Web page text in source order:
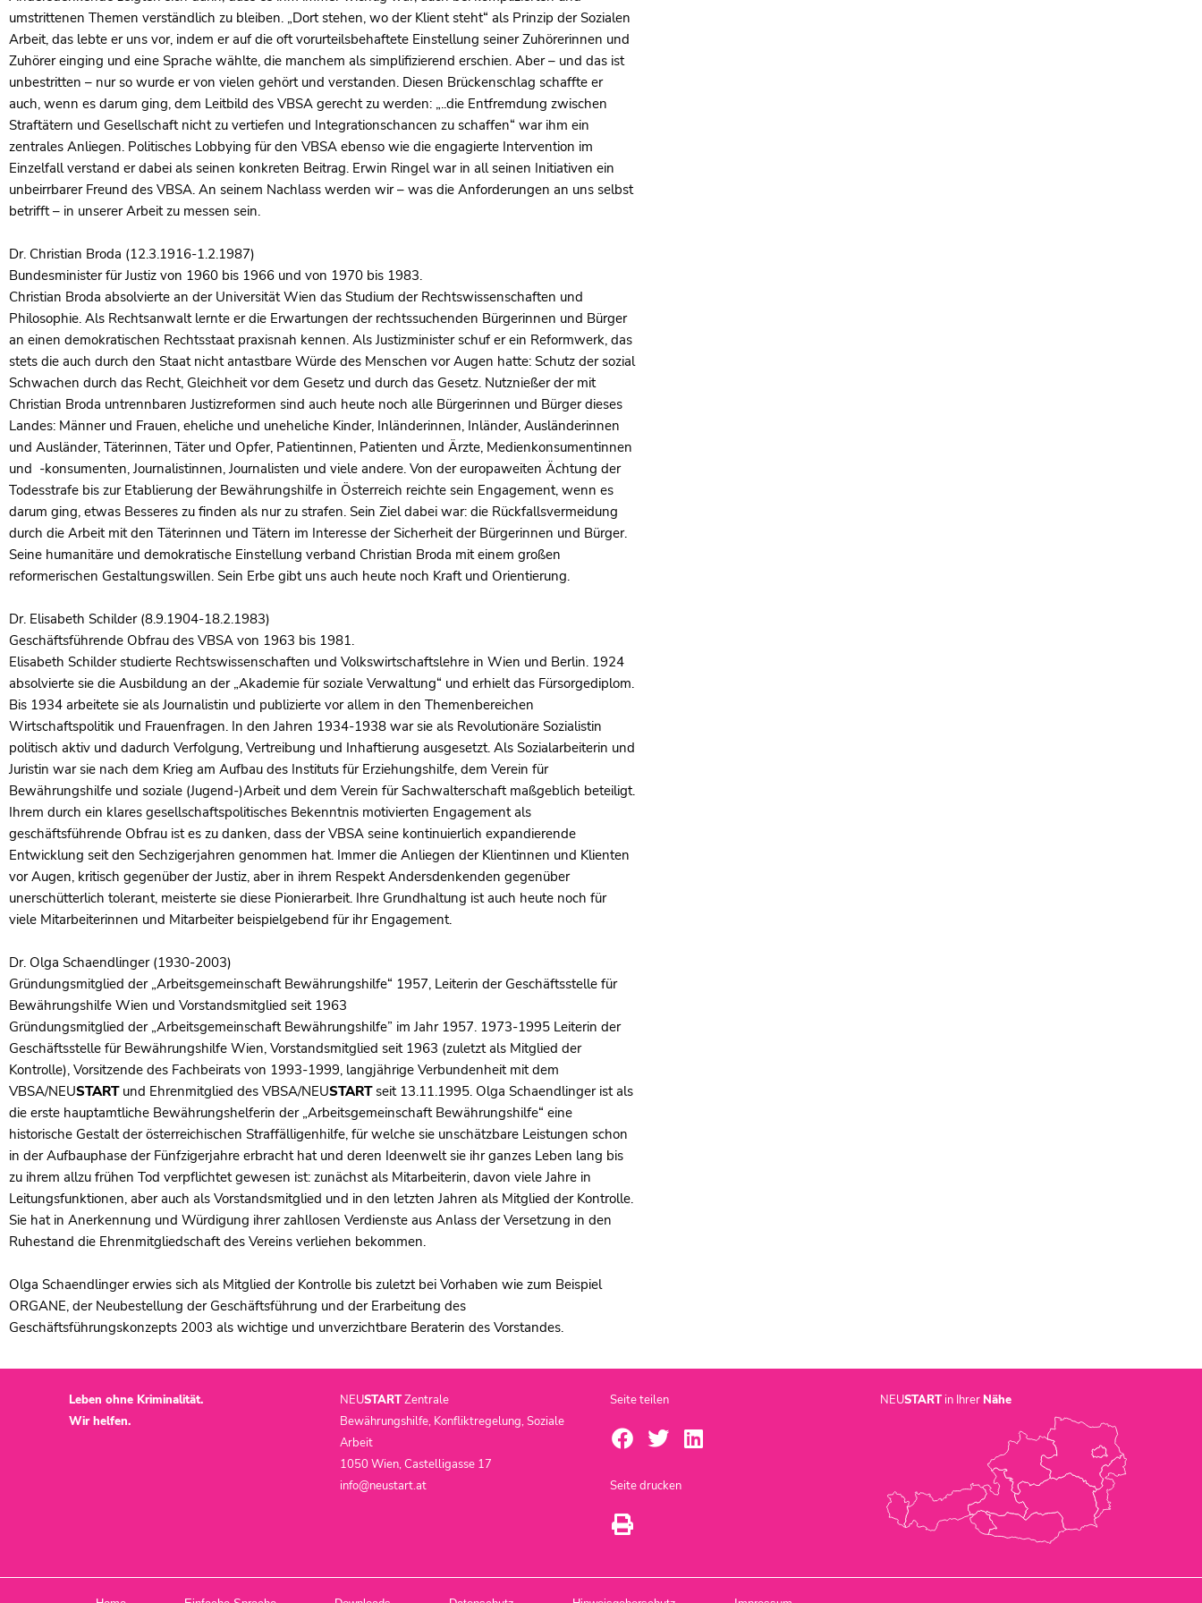
umstrittenen Themen verständlich zu bleiben. „Dort stehen, wo der Klient steht“ als Prinzip der Sozialen
Arbeit, das lebte er uns vor, indem er auf die oft vorurteilsbehaftete Einstellung seiner Zuhörerinnen und
Zuhörer einging und eine Sprache wählte, die manchem als simplifizierend erschien. Aber – und das ist
unbestritten – nur so wurde er von vielen gehört und verstanden. Diesen Brückenschlag schaffte er
auch, wenn es darum ging, dem Leitbild des VBSA gerecht zu werden: „..die Entfremdung zwischen
Straftätern und Gesellschaft nicht zu vertiefen und Integrationschancen zu schaffen“ war ihm ein
zentrales Anliegen. Politisches Lobbying für den VBSA ebenso wie die engagierte Intervention im
Einzelfall verstand er dabei als seinen konkreten Beitrag. Erwin Ringel war in all seinen Initiativen ein
unbeirrbarer Freund des VBSA. An seinem Nachlass werden wir – was die Anforderungen an uns selbst
betrifft – in unserer Arbeit zu messen sein.
Dr. Christian Broda (12.3.1916-1.2.1987)
Bundesminister für Justiz von 1960 bis 1966 und von 1970 bis 1983.
Christian Broda absolvierte an der Universität Wien das Studium der Rechtswissenschaften und
Philosophie. Als Rechtsanwalt lernte er die Erwartungen der rechtssuchenden Bürgerinnen und Bürger
an einen demokratischen Rechtsstaat praxisnah kennen. Als Justizminister schuf er ein Reformwerk, das
stets die auch durch den Staat nicht antastbare Würde des Menschen vor Augen hatte: Schutz der sozial
Schwachen durch das Recht, Gleichheit vor dem Gesetz und durch das Gesetz. Nutznießer der mit
Christian Broda untrennbaren Justizreformen sind auch heute noch alle Bürgerinnen und Bürger dieses
Landes: Männer und Frauen, eheliche und uneheliche Kinder, Inländerinnen, Inländer, Ausländerinnen
und Ausländer, Täterinnen, Täter und Opfer, Patientinnen, Patienten und Ärzte, Medienkonsumentinnen
und -konsumenten, Journalistinnen, Journalisten und viele andere. Von der europaweiten Ächtung der
Todesstrafe bis zur Etablierung der Bewährungshilfe in Österreich reichte sein Engagement, wenn es
darum ging, etwas Besseres zu finden als nur zu strafen. Sein Ziel dabei war: die Rückfallsvermeidung
durch die Arbeit mit den Täterinnen und Tätern im Interesse der Sicherheit der Bürgerinnen und Bürger.
Seine humanitäre und demokratische Einstellung verband Christian Broda mit einem großen
reformerischen Gestaltungswillen. Sein Erbe gibt uns auch heute noch Kraft und Orientierung.
Dr. Elisabeth Schilder (8.9.1904-18.2.1983)
Geschäftsführende Obfrau des VBSA von 1963 bis 1981.
Elisabeth Schilder studierte Rechtswissenschaften und Volkswirtschaftslehre in Wien und Berlin. 1924
absolvierte sie die Ausbildung an der „Akademie für soziale Verwaltung“ und erhielt das Fürsorgediplom.
Bis 1934 arbeitete sie als Journalistin und publizierte vor allem in den Themenbereichen
Wirtschaftspolitik und Frauenfragen. In den Jahren 1934-1938 war sie als Revolutionäre Sozialistin
politisch aktiv und dadurch Verfolgung, Vertreibung und Inhaftierung ausgesetzt. Als Sozialarbeiterin und
Juristin war sie nach dem Krieg am Aufbau des Instituts für Erziehungshilfe, dem Verein für
Bewährungshilfe und soziale (Jugend-)Arbeit und dem Verein für Sachwalterschaft maßgeblich beteiligt.
Ihrem durch ein klares gesellschaftspolitisches Bekenntnis motivierten Engagement als
geschäftsführende Obfrau ist es zu danken, dass der VBSA seine kontinuierlich expandierende
Entwicklung seit den Sechzigerjahren genommen hat. Immer die Anliegen der Klientinnen und Klienten
vor Augen, kritisch gegenüber der Justiz, aber in ihrem Respekt Andersdenkenden gegenüber
unerschütterlich tolerant, meisterte sie diese Pionierarbeit. Ihre Grundhaltung ist auch heute noch für
viele Mitarbeiterinnen und Mitarbeiter beispielgebend für ihr Engagement.
Dr. Olga Schaendlinger (1930-2003)
Gründungsmitglied der „Arbeitsgemeinschaft Bewährungshilfe“ 1957, Leiterin der Geschäftsstelle für
Bewährungshilfe Wien und Vorstandsmitglied seit 1963
Gründungsmitglied der „Arbeitsgemeinschaft Bewährungshilfe” im Jahr 1957. 1973-1995 Leiterin der
Geschäftsstelle für Bewährungshilfe Wien, Vorstandsmitglied seit 1963 (zuletzt als Mitglied der
Kontrolle), Vorsitzende des Fachbeirats von 1993-1999, langjährige Verbundenheit mit dem
VBSA/NEUSTARTund Ehrenmitglied des VBSA/NEUSTARTseit 13.11.1995. Olga Schaendlinger ist als
die erste hauptamtliche Bewährungshelferin der „Arbeitsgemeinschaft Bewährungshilfe“ eine
historische Gestalt der österreichischen Straffälligenhilfe, für welche sie unschätzbare Leistungen schon
in der Aufbauphase der Fünfzigerjahre erbracht hat und deren Ideenwelt sie ihr ganzes Leben lang bis
zu ihrem allzu frühen Tod verpflichtet gewesen ist: zunächst als Mitarbeiterin, davon viele Jahre in
Leitungsfunktionen, aber auch als Vorstandsmitglied und in den letzten Jahren als Mitglied der Kontrolle.
Sie hat in Anerkennung und Würdigung ihrer zahllosen Verdienste aus Anlass der Versetzung in den
Ruhestand die Ehrenmitgliedschaft des Vereins verliehen bekommen.
Olga Schaendlinger erwies sich als Mitglied der Kontrolle bis zuletzt bei Vorhaben wie zum Beispiel
ORGANE, der Neubestellung der Geschäftsführung und der Erarbeitung des
Geschäftsführungskonzepts 2003 als wichtige und unverzichtbare Beraterin des Vorstandes.
Leben ohne Kriminalität.
Wir helfen.
NEUSTARTZentrale
Bewährungshilfe, Konfliktregelung, Soziale
Arbeit
1050 Wien, Castelligasse 17
info@neustart.at
Seite teilen
Seite drucken
NEUSTARTin Ihrer Nähe